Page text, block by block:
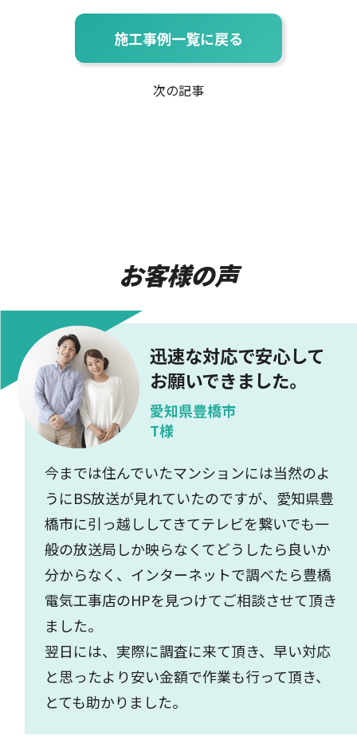
施工事例一覧に戻る
次の記事
お客様の声
迅速な対応で安心して
お願いできました。
愛知県豊橋市
T様
今までは住んでいたマンションには当然のよ
うにBS放送が見れていたのですが、愛知県豊
橋市に引っ越ししてきてテレビを繋いでも一
般の放送局しか映らなくてどうしたら良いか
分からなく、インターネットで調べたら豊橋
電気工事店のHPを見つけてご相談させて頂き
ました。
翌日には、実際に調査に来て頂き、早い対応
と思ったより安い金額で作業も行って頂き、
とても助かりました。